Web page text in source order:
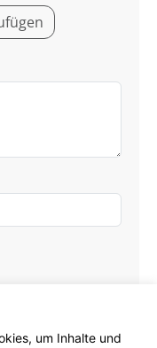
um Inhalte und